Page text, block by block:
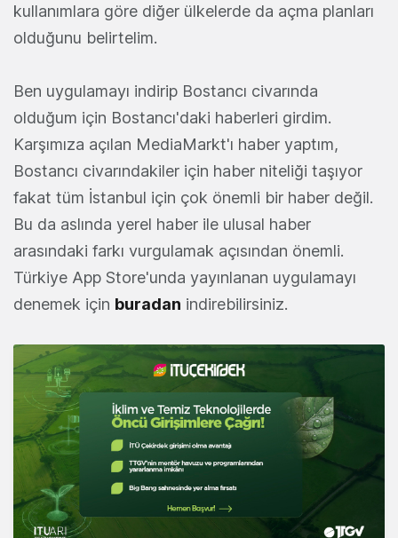
kullanımlara göre diğer ülkelerde da açma planları
olduğunu belirtelim.
Ben uygulamayı indirip Bostancı civarında
olduğum için Bostancı'daki haberleri girdim.
Karşımıza açılan MediaMarkt'ı haber yaptım,
Bostancı civarındakiler için haber niteliği taşıyor
fakat tüm İstanbul için çok önemli bir haber değil.
Bu da aslında yerel haber ile ulusal haber
arasındaki farkı vurgulamak açısından önemli.
Türkiye App Store'unda yayınlanan uygulamayı
denemek için buradan indirebilirsiniz.